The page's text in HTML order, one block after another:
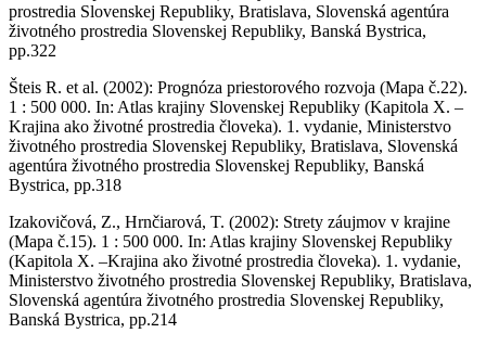
prostredia Slovenskej Republiky, Bratislava, Slovenská agentúra
životného prostredia Slovenskej Republiky, Banská Bystrica,
pp.322
Šteis R. et al. (2002): Prognóza priestorového rozvoja (Mapa č.22).
1 : 500 000. In: Atlas krajiny Slovenskej Republiky (Kapitola X. –
Krajina ako životné prostredia človeka). 1. vydanie, Ministerstvo
životného prostredia Slovenskej Republiky, Bratislava, Slovenská
agentúra životného prostredia Slovenskej Republiky, Banská
Bystrica, pp.318
Izakovičová, Z., Hrnčiarová, T. (2002): Strety záujmov v krajine
(Mapa č.15). 1 : 500 000. In: Atlas krajiny Slovenskej Republiky
(Kapitola X. –Krajina ako životné prostredia človeka). 1. vydanie,
Ministerstvo životného prostredia Slovenskej Republiky, Bratislava,
Slovenská agentúra životného prostredia Slovenskej Republiky,
Banská Bystrica, pp.214